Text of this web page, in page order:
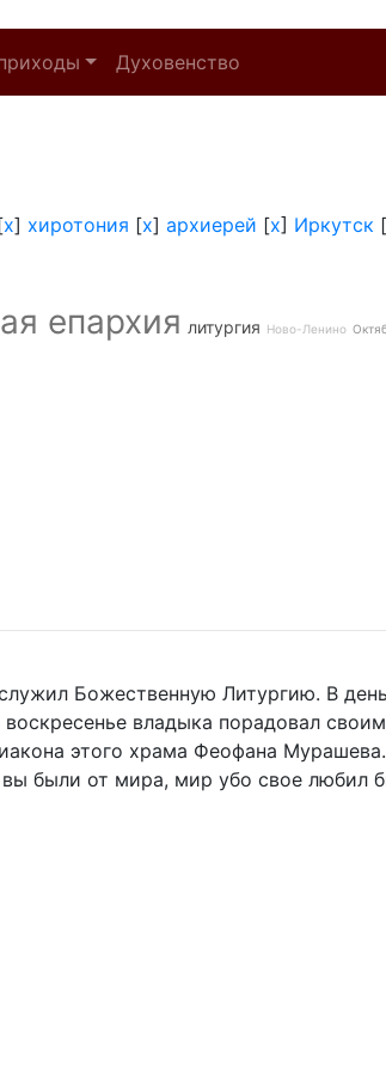
Духовенство
[x] хиротония [x] архиерей [x] Иркутск [
епархия литургия Ново-Ленино
Божественную Литургию. В
воскресенье владыка порадовал
этого храма Феофана
вы были от мира, мир убо свое любил